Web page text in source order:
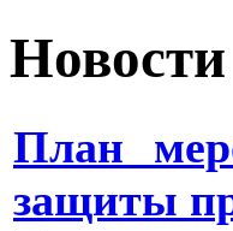
Новости
План
защиты